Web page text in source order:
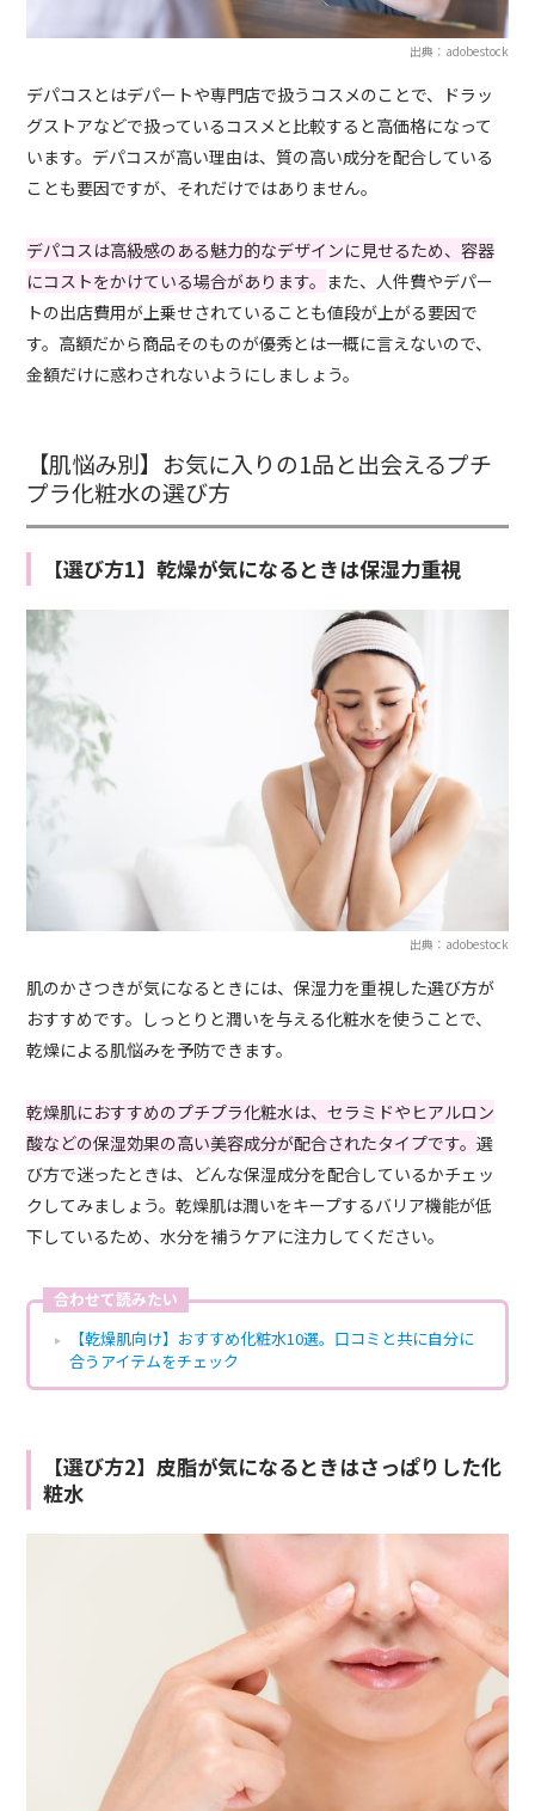
出典：adobestock
デパコスとはデパートや専門店で扱うコスメのことで、ドラッ
グストアなどで扱っているコスメと比較すると高価格になって
います。デパコスが高い理由は、質の高い成分を配合している
ことも要因ですが、それだけではありません。
デパコスは高級感のある魅力的なデザインに見せるため、容器
にコストをかけている場合があります。 また、人件費やデパー
トの出店費用が上乗せされていることも値段が上がる要因で
す。高額だから商品そのものが優秀とは一概に言えないので、
金額だけに惑わされないようにしましょう。
【肌悩み別】お気に入りの1品と出会えるプチ
プラ化粧水の選び方
【選び方1】乾燥が気になるときは保湿力重視
出典：adobestock
肌のかさつきが気になるときには、保湿力を重視した選び方が
おすすめです。しっとりと潤いを与える化粧水を使うことで、
乾燥による肌悩みを予防できます。
乾燥肌におすすめのプチプラ化粧水は、セラミドやヒアルロン
酸などの保湿効果の高い美容成分が配合されたタイプです。選
び方で迷ったときは、どんな保湿成分を配合しているかチェッ
クしてみましょう。乾燥肌は潤いをキープするバリア機能が低
下しているため、水分を補うケアに注力してください。
合わせて読みたい
【乾燥肌向け】おすすめ化粧水10選。口コミと共に自分に
合うアイテムをチェック
【選び方2】皮脂が気になるときはさっぱりした化
粧水